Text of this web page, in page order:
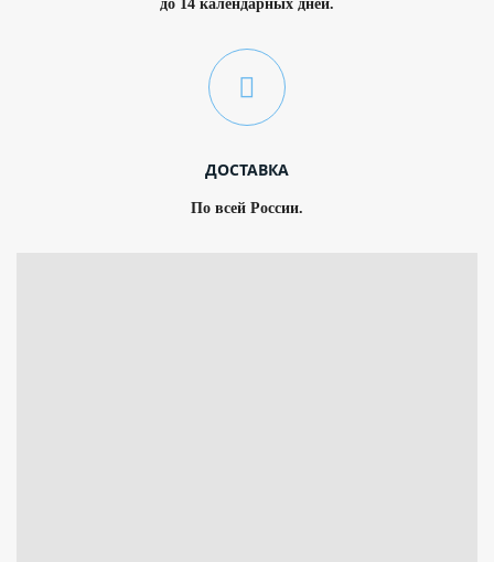
до 14 календарных дней.
ДОСТАВКА
По всей России.